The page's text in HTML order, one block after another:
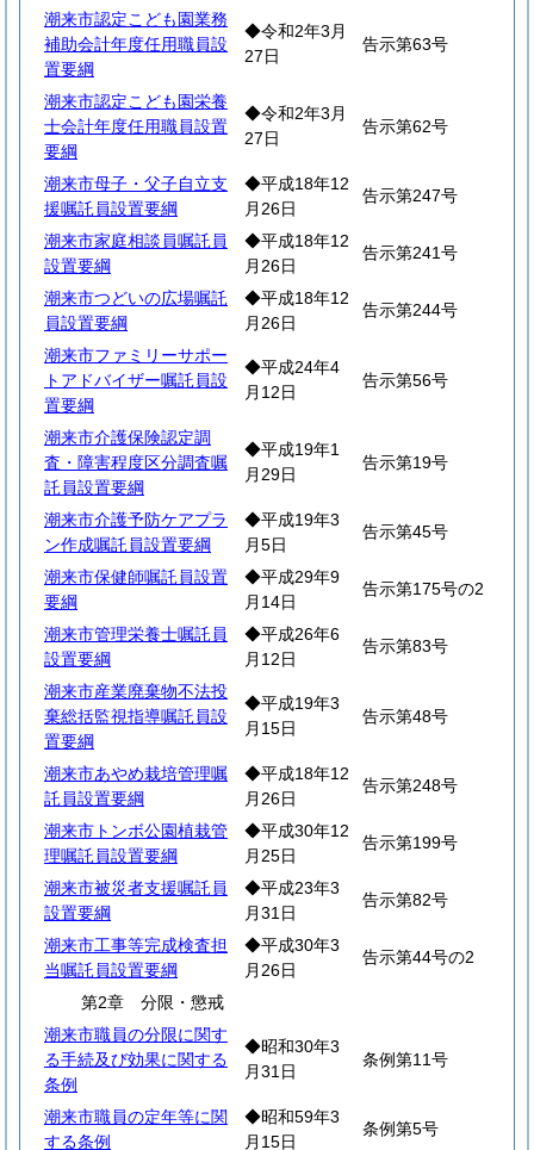
潮来市認定こども園業務
補助会計年度任用職員設
置要綱
◆令和2年3月
27日
告示第63号
潮来市認定こども園栄養
士会計年度任用職員設置
要綱
◆令和2年3月
27日
告示第62号
潮来市母子・父子自立支
援嘱託員設置要綱
◆平成18年12
月26日
告示第247号
潮来市家庭相談員嘱託員
設置要綱
◆平成18年12
月26日
告示第241号
潮来市つどいの広場嘱託
員設置要綱
◆平成18年12
月26日
告示第244号
潮来市ファミリーサポー
トアドバイザー嘱託員設
置要綱
◆平成24年4
月12日
告示第56号
潮来市介護保険認定調
査・障害程度区分調査嘱
託員設置要綱
◆平成19年1
月29日
告示第19号
潮来市介護予防ケアプラ
ン作成嘱託員設置要綱
◆平成19年3
月5日
告示第45号
潮来市保健師嘱託員設置
要綱
◆平成29年9
月14日
告示第175号の2
潮来市管理栄養士嘱託員
設置要綱
◆平成26年6
月12日
告示第83号
潮来市産業廃棄物不法投
棄総括監視指導嘱託員設
置要綱
◆平成19年3
月15日
告示第48号
潮来市あやめ栽培管理嘱
託員設置要綱
◆平成18年12
月26日
告示第248号
潮来市トンボ公園植栽管
理嘱託員設置要綱
◆平成30年12
月25日
告示第199号
潮来市被災者支援嘱託員
設置要綱
◆平成23年3
月31日
告示第82号
潮来市工事等完成検査担
当嘱託員設置要綱
◆平成30年3
月26日
告示第44号の2
第2章 分限・懲戒
潮来市職員の分限に関す
る手続及び効果に関する
条例
◆昭和30年3
月31日
条例第11号
潮来市職員の定年等に関
する条例
◆昭和59年3
月15日
条例第5号